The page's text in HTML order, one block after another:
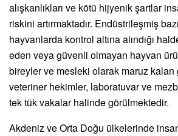
alışkanlıkları ve kötü hijyenik şartlar
riskini artırmaktadır. Endüstrileşmiş
hayvanlarda kontrol altına alındığı
eden veya güvenli olmayan hayvan
bireyler ve mesleki olarak maruz kalan
veteriner hekimler, laboratuvar ve
tek tük vakalar halinde görülmektedir.
Akdeniz ve Orta Doğu ülkelerinde